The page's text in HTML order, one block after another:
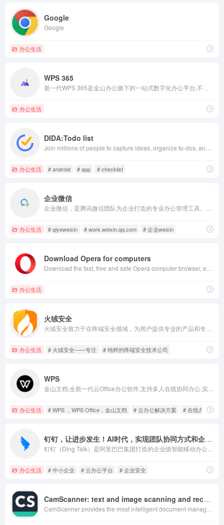
Google
Google
办公生活
WPS 365
办公生活
DIDA:Todo list
办公生活 # android # app # checklist
企业微信
办公生活 # qiyeweixin # work.weixin.qq.com # 企业weixin
Download Opera for computers
办公生活
火绒安全
办公生活 # 火绒安全——专注 # 纯粹的终端安全技术公司
WPS
办公生活 # WPS ，WPS Office，金山文档 # 云办公解决方案 # 在线办公，多
钉钉，让进步发生！AI时代，实现团队协同方式和企业经营管理的持续进步
办公生活 # 中小企业 # 云办公平台 # 企业安全
CamScanner: text and image scanning and recognition